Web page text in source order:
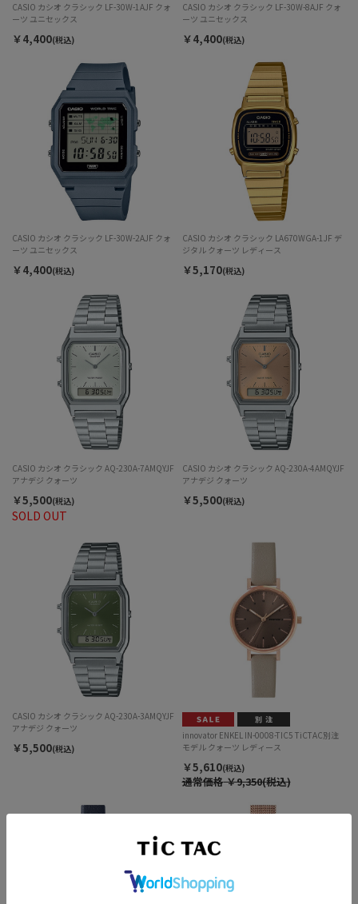
CASIO カシオ クラシック LF-30W-1AJF クォ
ーツ ユニセックス
￥4,400(税込)
CASIO カシオ クラシック LF-30W-8AJF クォ
ーツ ユニセックス
￥4,400(税込)
CASIO カシオ クラシック LF-30W-2AJF クォ
ーツ ユニセックス
￥4,400(税込)
CASIO カシオ クラシック LA670WGA-1JF デ
ジタル クォーツ レディース
￥5,170(税込)
SOLD OUT
CASIO カシオ クラシック AQ-230A-7AMQYJF
アナデジ クォーツ
￥5,500(税込)
CASIO カシオ クラシック AQ-230A-4AMQYJF
アナデジ クォーツ
￥5,500(税込)
CASIO カシオ クラシック AQ-230A-3AMQYJF
アナデジ クォーツ
￥5,500(税込)
innovator ENKEL IN-0008-TIC5 TiCTAC別注
モデル クォーツ レディース
￥5,610(税込)
通常価格￥9,350(税込)